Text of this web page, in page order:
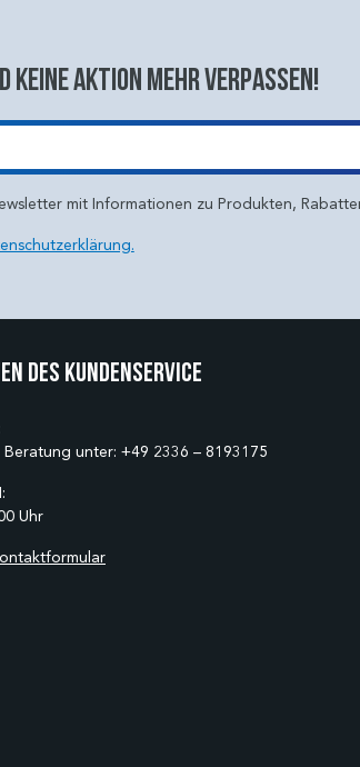
keine aktion mehr verpassen!
mit Informationen zu Produkten,
des Kundenservice
unter: +49 2336 – 8193175
Uhr